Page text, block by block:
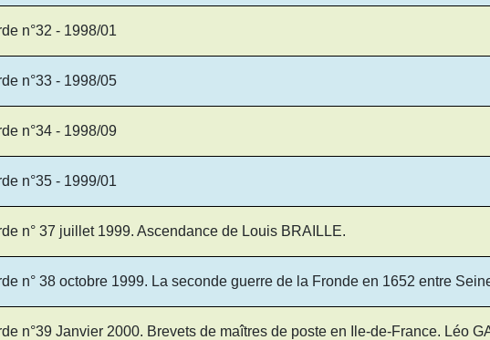
n°32 - 1998/01
n°33 - 1998/05
n°34 - 1998/09
n°35 - 1999/01
n° 37 juillet 1999. Ascendance de Louis BRAILLE.
n° 38 octobre 1999. La seconde guerre de la Fronde en 1652 entre
n°39 Janvier 2000. Brevets de maîtres de poste en Ile-de-France. Léo